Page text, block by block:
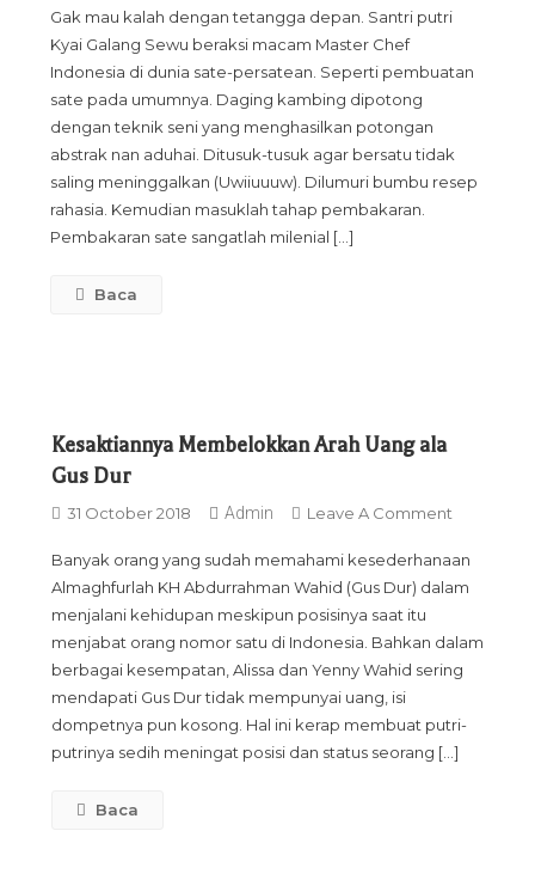
Arnold
Melihat
Gak mau kalah dengan tetangga depan. Santri putri
Kyai Galang Sewu beraksi macam Master Chef
Indonesia di dunia sate-persatean. Seperti pembuatan
sate pada umumnya. Daging kambing dipotong
dengan teknik seni yang menghasilkan potongan
abstrak nan aduhai. Ditusuk-tusuk agar bersatu tidak
saling meninggalkan (Uwiiuuuw). Dilumuri bumbu resep
rahasia. Kemudian masuklah tahap pembakaran.
Pembakaran sate sangatlah milenial […]
Baca
Kesaktiannya Membelokkan Arah Uang ala
Gus Dur
31 October 2018 Admin Leave A CommentOn
Arah
Ala
Gus
Banyak orang yang sudah memahami kesederhanaan
Almaghfurlah KH Abdurrahman Wahid (Gus Dur) dalam
menjalani kehidupan meskipun posisinya saat itu
menjabat orang nomor satu di Indonesia. Bahkan dalam
berbagai kesempatan, Alissa dan Yenny Wahid sering
mendapati Gus Dur tidak mempunyai uang, isi
dompetnya pun kosong. Hal ini kerap membuat putri-
putrinya sedih meningat posisi dan status seorang […]
Baca